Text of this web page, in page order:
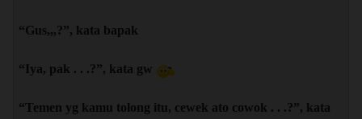
“Gus,,,?”, kata bapak
“Iya, pak . . .?”, kata gw
“Temen yg kamu tolong itu, cewek ato cowok . . .?”, kata